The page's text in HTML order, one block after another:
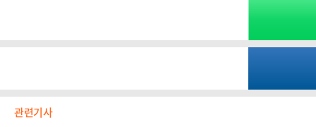
관련기사